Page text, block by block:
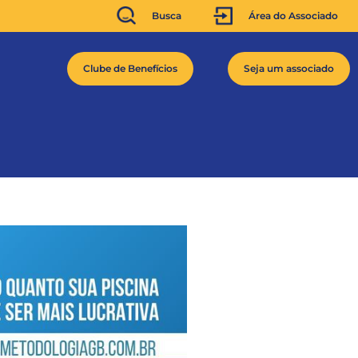
Busca Área do Associado
Clube de Benefícios Seja um associado